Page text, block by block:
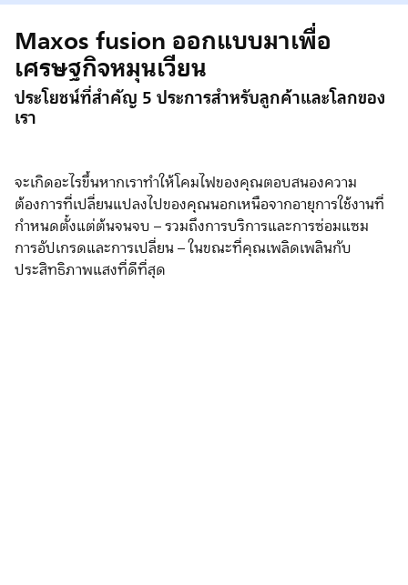
Maxos fusion ออกแบบมาเพื่อ
เศรษฐกิจหมุนเวียน
ประโยชน์ที่สำคัญ 5 ประการสำหรับลูกค้าและโลกของ
เรา
จะเกิดอะไรขึ้นหากเราทำให้โคมไฟของคุณตอบสนองความ
ต้องการที่เปลี่ยนแปลงไปของคุณนอกเหนือจากอายุการใช้งานที่
กำหนดตั้งแต่ต้นจนจบ – รวมถึงการบริการและการซ่อมแซม
การอัปเกรดและการเปลี่ยน – ในขณะที่คุณเพลิดเพลินกับ
ประสิทธิภาพแสงที่ดีที่สุด